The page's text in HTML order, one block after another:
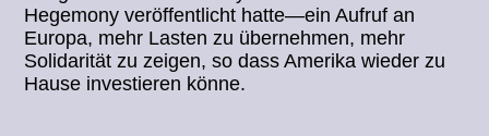
Hegemony veröffentlicht hatte—ein Aufruf an
Europa, mehr Lasten zu übernehmen, mehr
Solidarität zu zeigen, so dass Amerika wieder zu
Hause investieren könne.